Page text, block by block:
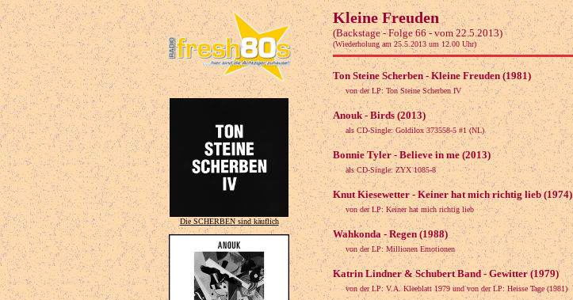
Die SCHERBEN sind käuflich
Kleine Freuden
(Backstage - Folge 66 - vom 22.5.2013)
(Wiederholung am 25.5.2013 um 12.00 Uhr)
Ton Steine Scherben - Kleine Freuden (1981)
von der LP: Ton Steine Scherben IV
Anouk - Birds (2013)
als CD-Single: Goldilox 373558-5 #1 (NL)
Bonnie Tyler - Believe in me (2013)
als CD-Single: ZYX 1085-8
Knut Kiesewetter - Keiner hat mich richtig lieb (1974)
von der LP: Keiner hat mich richtig lieb
Wahkonda - Regen (1988)
von der LP: Millionen Emotionen
Katrin Lindner & Schubert Band - Gewitter (1979)
von der LP: V.A. Kleeblatt 1979 und von der LP: Heisse Tage (1981)